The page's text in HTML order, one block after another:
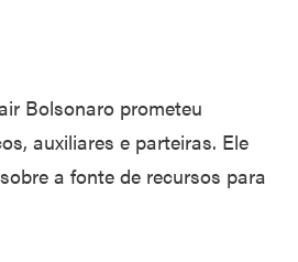
Bolsonaro prometeu
auxiliares e parteiras. Ele
a fonte de recursos para